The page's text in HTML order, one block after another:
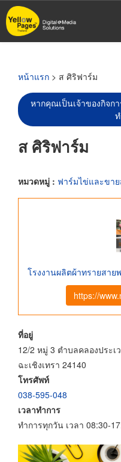
ข้าม
ไป
หน้าแรก > ส ศิริฟาร์ม
หากคุณเป็นเจ้าของกิจก
ส ศิริฟาร์ม
หมวดหมู่ : ฟาร์มไข่และขาย
โรงงานผลิตผ้าทรายสา
https://
ที่อยู่
12/2 หมู่ 3 ตำบลคลองประเ
ฉะเชิงเทรา 24140
โทรศัพท์
038-595-048
เวลาทำการ
ทำการทุกวัน เวลา 08:30-